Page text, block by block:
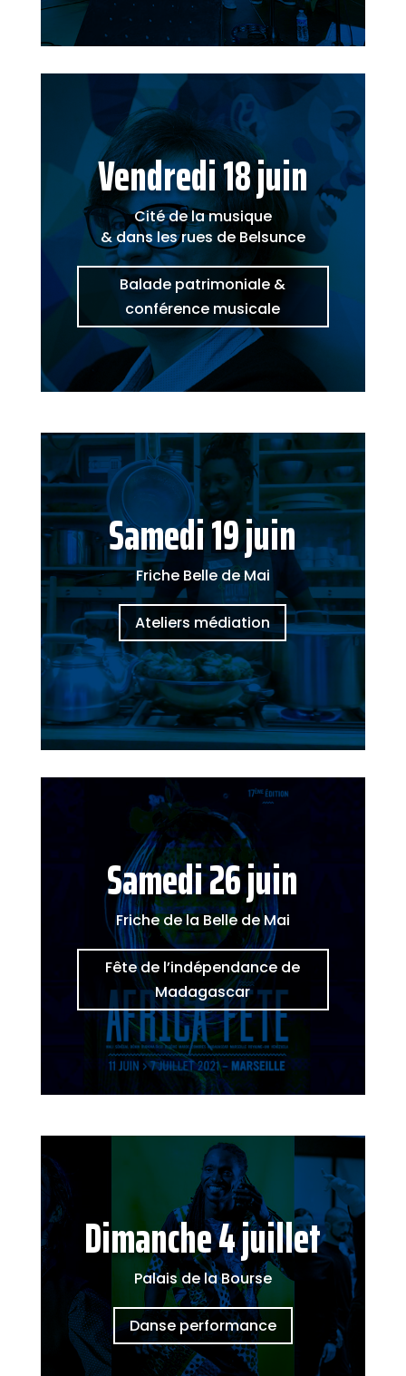
Vendredi 18 juin
Cité de la musique
& dans les rues de Belsunce
Balade patrimoniale &
conférence musicale
Samedi 19 juin
Friche Belle de Mai
Ateliers médiation
Samedi 26 juin
Friche de la Belle de Mai
Fête de l’indépendance de
Madagascar
Dimanche 4 juillet
Palais de la Bourse
Danse performance